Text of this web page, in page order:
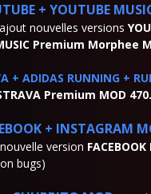
+ YOUTUBE
ajout nouvelles versions
Premium Morphee
+ ADIDAS RUNNING +
Premium MOD
+
version
bugs)